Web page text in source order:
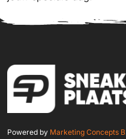
Powered by Marketing Concepts